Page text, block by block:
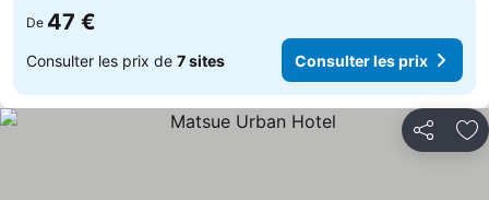
De 47 €
Consulter les prix de 7 sites Consulter les prix
Partager